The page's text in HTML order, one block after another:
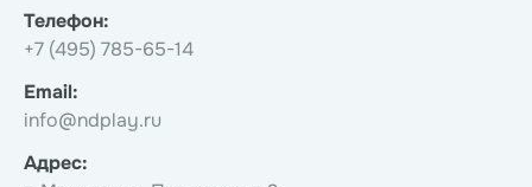
Телефон:
+7 (495) 785-65-14
Email:
info@ndplay.ru
Адрес: